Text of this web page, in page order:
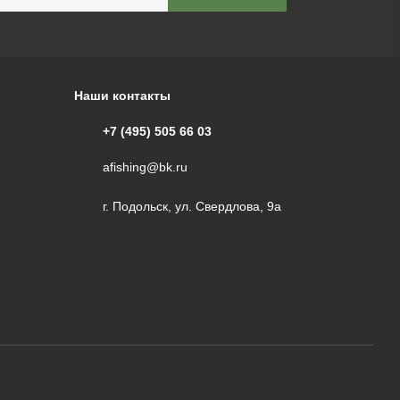
Наши контакты
+7 (495) 505 66 03
afishing@bk.ru
г. Подольск, ул. Свердлова, 9а